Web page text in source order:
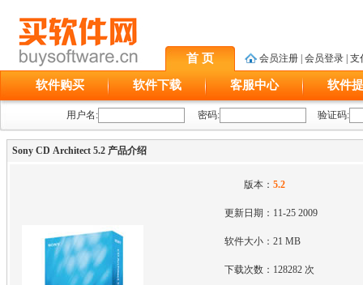
首 页 会员注册 会员登录 支
软件购买 软件下载 客服中心 软件
用户名: 密码: 验证码:
Sony CD Architect 5.2 产品介绍
版本：5.2
更新日期： 11-25 2009
软件大小：21 MB
下载次数： 128282 次